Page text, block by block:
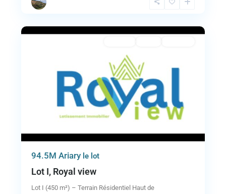
94.5M Ariary le lot
Lot I, Royal view
Lot I (450 m²) – Terrain Résidentiel Haut de